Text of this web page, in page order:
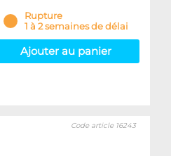
Rupture
1 à 2 semaines de délai
Ajouter au panier
Code article 16243